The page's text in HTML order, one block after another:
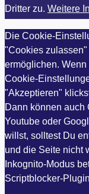
Dritter zu. Weitere
Die Cookie-
"Cookies
ermöglichen.
Cookie-
"Akzeptieren"
Dann können auch
Youtube oder
willst, solltest Du
und die Seite nicht
Inkognito-Modus
Scriptblocker-